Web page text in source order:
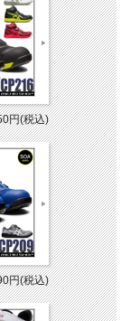
円(税込)
円(税込)